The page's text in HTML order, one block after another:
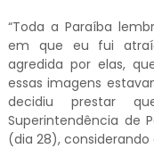
“Toda a Paraíba
em que eu fui
agredida por elas,
essas imagens
decidiu prestar
Superintendência de
(dia 28),